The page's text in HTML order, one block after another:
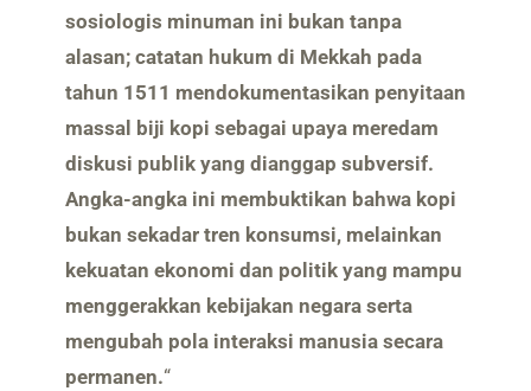
sosiologis minuman ini bukan tanpa
alasan; catatan hukum di Mekkah pada
tahun 1511 mendokumentasikan penyitaan
massal biji kopi sebagai upaya meredam
diskusi publik yang dianggap subversif.
Angka-angka ini membuktikan bahwa kopi
bukan sekadar tren konsumsi, melainkan
kekuatan ekonomi dan politik yang mampu
menggerakkan kebijakan negara serta
mengubah pola interaksi manusia secara
permanen.“